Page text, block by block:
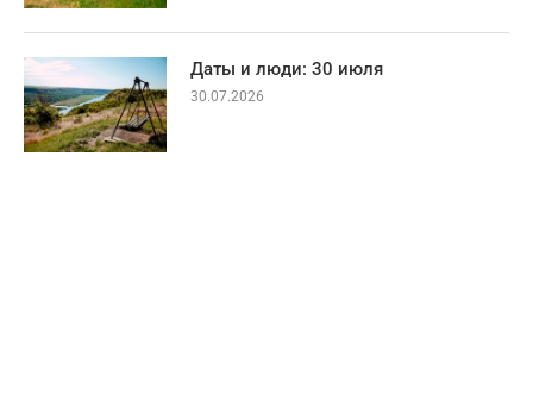
Даты и люди: 30 июля
30.07.2026